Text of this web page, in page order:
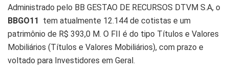
Administrado pelo BB GESTAO DE RECURSOS DTVM S.A, o
BBGO11 tem atualmente 12.144 de cotistas e um
patrimônio de R$ 393,0 M. O FII é do tipo Títulos e Valores
Mobiliários (Títulos e Valores Mobiliários), com prazo e
voltado para Investidores em Geral.